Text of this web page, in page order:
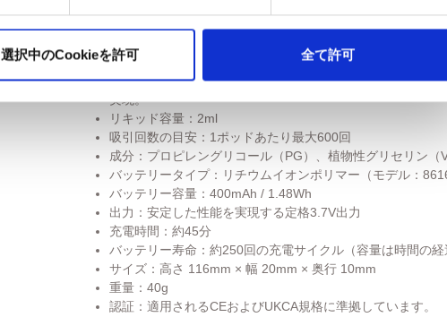
選択中のCookieを許可 全て許可
タイプ：使い捨て・再充填不可のベイプポッド。ポッドは
状態：新品
テクノロジー：セラミックコイル採用。よりスムーズな蒸
実現。
リキッド容量：2ml
吸引回数の目安：1ポッドあたり最大600回
成分：プロピレングリコール（PG）、植物性グリセリン（
バッテリータイプ：リチウムイオンポリマー（モデル：
バッテリー容量：400mAh / 1.48Wh
出力：安定した性能を実現する定格3.7V出力
充電時間：約45分
バッテリー寿命：約250回の充電サイクル（容量は時間の経
サイズ：高さ 116mm × 幅 20mm × 奥行 10mm
重量：40g
認証：適用されるCEおよびUKCA規格に準拠しています。